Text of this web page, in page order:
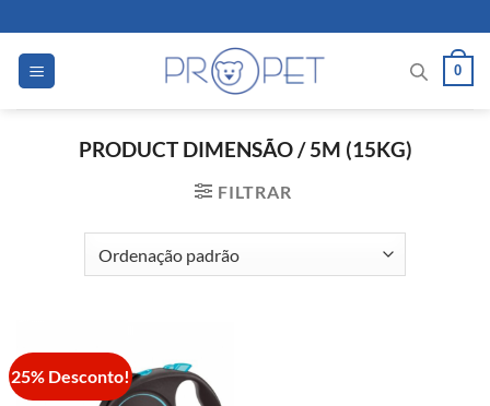
to
content
0
PRODUCT DIMENSÃO/5M (15KG)
FILTRAR
25% Desconto!